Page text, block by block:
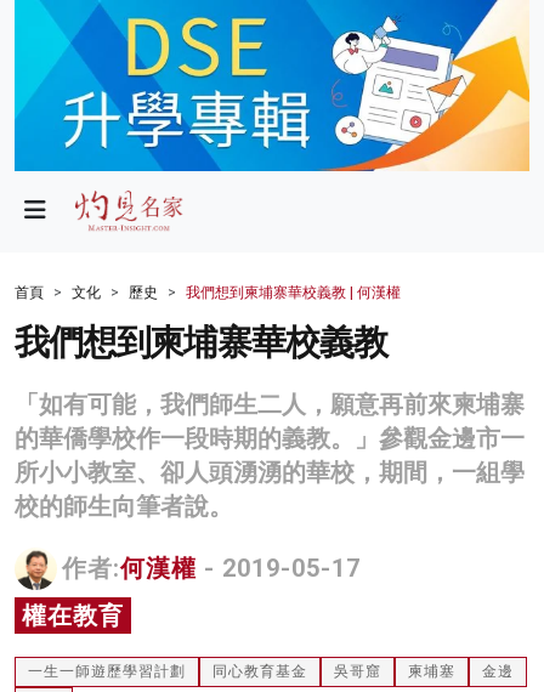
政局
財經
生活
商業
科技
名家榜
灼見活動
關於我們
首頁 文化 歷史 我們想到柬埔寨華校義教 | 何漢權
我們想到柬埔寨華校義教
「如有可能，我們師生二人，願意再前來柬埔寨
的華僑學校作一段時期的義教。」參觀金邊市一
所小小教室、卻人頭湧湧的華校，期間，一組學
校的師生向筆者說。
作者:何漢權 - 2019-05-17
權在教育
一生一師遊歷學習計劃 同心教育基金 吳哥窟 柬埔塞
金邊